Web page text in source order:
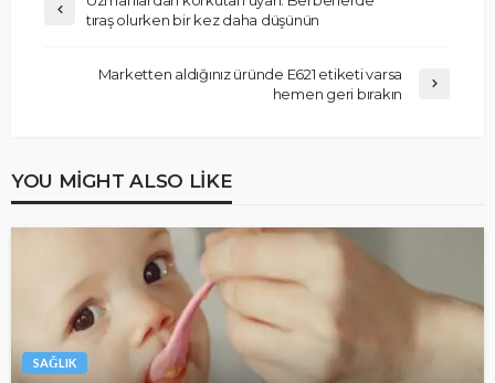
tıraş olurken bir kez daha düşünün
Marketten aldığınız üründe E621 etiketi varsa
hemen geri bırakın
YOU MIGHT ALSO LIKE
SAĞLIK